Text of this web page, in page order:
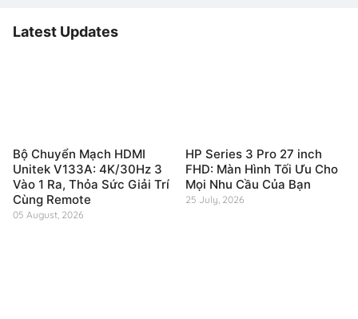
Latest Updates
Bộ Chuyển Mạch HDMI
Unitek V133A: 4K/30Hz 3
Vào 1 Ra, Thỏa Sức Giải Trí
Cùng Remote
05 August, 2026
HP Series 3 Pro 27 inch
FHD: Màn Hình Tối Ưu Cho
Mọi Nhu Cầu Của Bạn
25 July, 2026